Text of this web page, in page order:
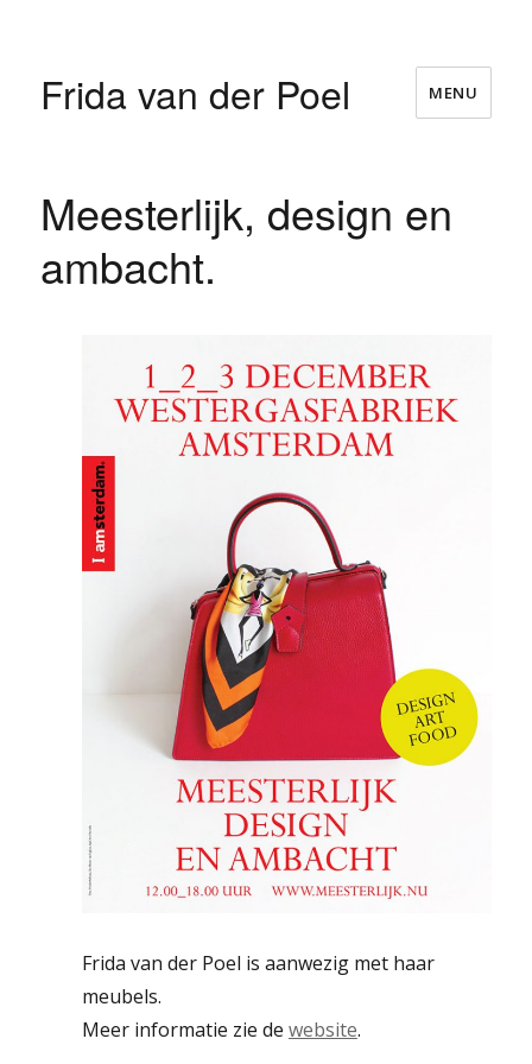
Frida van der Poel MENU
Meesterlijk, design en
ambacht.
Frida van der Poel is aanwezig met haar
meubels.
Meer informatie zie de website.